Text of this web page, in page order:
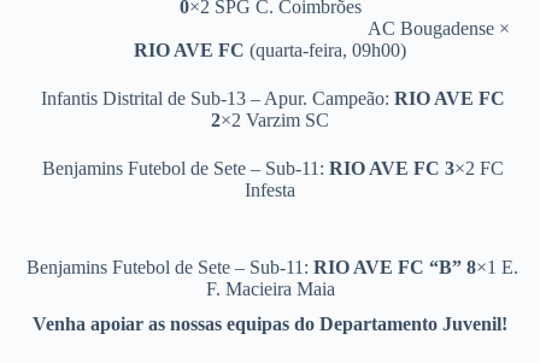
0×2 SPG C. Coimbrões
AC Bougadense ×
RIO AVE FC (quarta-feira, 09h00)
Infantis Distrital de Sub-13 – Apur. Campeão: RIO AVE FC
2×2 Varzim SC
Benjamins Futebol de Sete – Sub-11: RIO AVE FC 3×2 FC
Infesta
Benjamins Futebol de Sete – Sub-11: RIO AVE FC “B” 8×1 E.
F. Macieira Maia
Venha apoiar as nossas equipas do Departamento Juvenil!